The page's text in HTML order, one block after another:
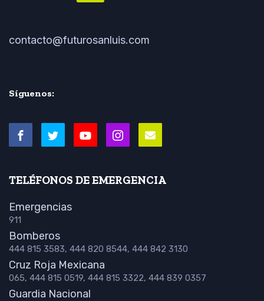
contacto@futurosanluis.com
Síguenos:
TELÉFONOS DE EMERGENCIA
Emergencias
911
Bomberos
444 815 3583, 444 820 8544, 444 842 3130
Cruz Roja Mexicana
065, 444 815 0519, 444 815 3322, 444 839 0357
Guardia Nacional